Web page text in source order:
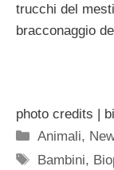
trucchi del
bracconaggio
photo credits |
Categorie
Animali,
Tag
Bambini,